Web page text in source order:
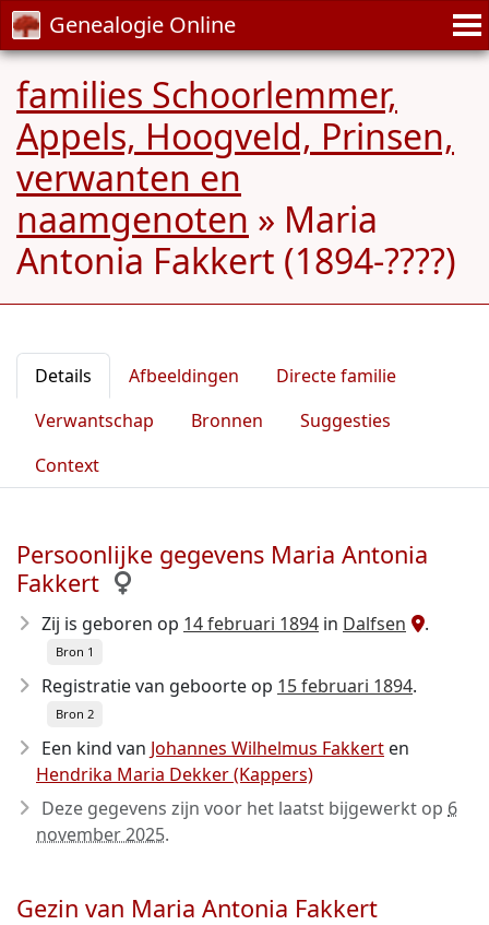
Genealogie Online
families Schoorlemmer,
Appels, Hoogveld, Prinsen,
verwanten en
naamgenoten » Maria
Antonia Fakkert (1894-????)
Details Afbeeldingen
Directe familie
Verwantschap
Bronnen
Suggesties
Context
Persoonlijke gegevens Maria Antonia
Fakkert
Zij is geboren op 14 februari 1894 in Dalfsen .
Bron 1
Registratie van geboorte op 15 februari 1894.
Bron 2
Een kind van Johannes Wilhelmus Fakkert en
Hendrika Maria Dekker (Kappers)
Deze gegevens zijn voor het laatst bijgewerkt op 6
november 2025.
Gezin van Maria Antonia Fakkert